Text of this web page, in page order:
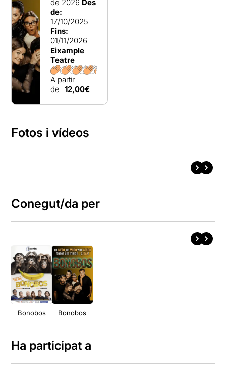
de 2026 Des
de:
17/10/2025
Fins:
01/11/2026
Eixample
Teatre
A partir
de 12,00€
Fotos i vídeos
Conegut/da per
Bonobos Bonobos
Ha participat a